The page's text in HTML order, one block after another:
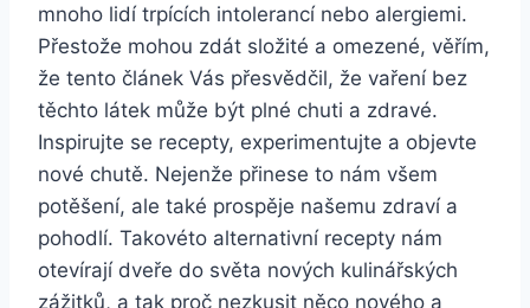
mnoho lidí trpících intolerancí nebo alergiemi.
Přestože mohou zdát složité a omezené, věřím,
že tento článek Vás přesvědčil, že vaření bez
těchto látek může být plné chuti a zdravé.
Inspirujte se recepty, experimentujte a objevte
nové chutě. Nejenže přinese to nám všem
potěšení, ale také prospěje našemu zdraví a
pohodlí. Takovéto alternativní recepty nám
otevírají dveře do světa nových kulinářských
zážitků, a tak proč nezkusit něco nového a